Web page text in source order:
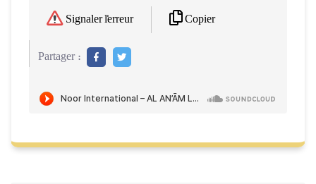
Signaler l'erreur Copier
Partager :